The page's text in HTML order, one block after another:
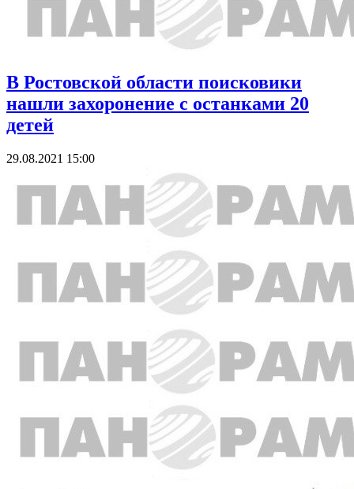
В Ростовской области поисковики
нашли захоронение с останками 20
детей
29.08.2021 15:00